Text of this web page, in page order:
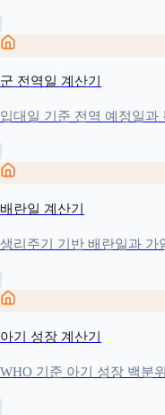
군 전역일 계산기
입대일 기준 전역 예정일
배란일 계산기
생리주기 기반 배란일과 가
아기 성장 계산기
WHO 기준 아기 성장 백분